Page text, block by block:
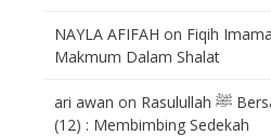
NAYLA AFIFAH on Fiqih
Makmum Dalam Shalat
ari awan on Rasulullah ﷺ Bersama Keluarga Beliau
(12) : Membimbing Sedekah